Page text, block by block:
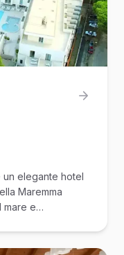
un elegante hotel
Maremma
mare e…